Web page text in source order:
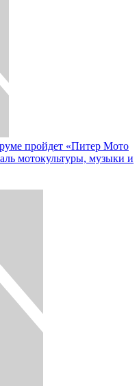
пройдет «Питер Мото
мотокультуры, музыки и